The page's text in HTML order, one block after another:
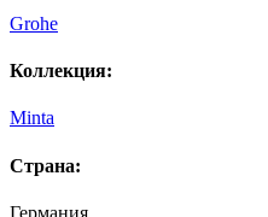
Grohe
Коллекция:
Minta
Страна:
Германия